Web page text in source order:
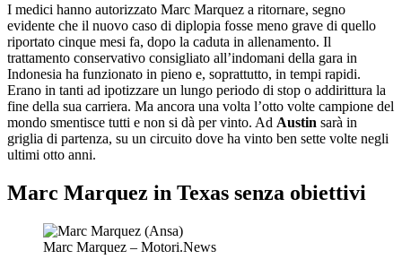
I medici hanno autorizzato Marc Marquez a ritornare, segno
evidente che il nuovo caso di diplopia fosse meno grave di quello
riportato cinque mesi fa, dopo la caduta in allenamento. Il
trattamento conservativo consigliato all’indomani della gara in
Indonesia ha funzionato in pieno e, soprattutto, in tempi rapidi.
Erano in tanti ad ipotizzare un lungo periodo di stop o addirittura la
fine della sua carriera. Ma ancora una volta l’otto volte campione del
mondo smentisce tutti e non si dà per vinto. Ad Austin sarà in
griglia di partenza, su un circuito dove ha vinto ben sette volte negli
ultimi otto anni.
Marc Marquez in Texas senza obiettivi
Marc Marquez – Motori.News